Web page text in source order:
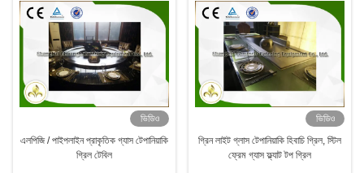
ভিডিও
এলপিজি / পাইপলাইন প্রাকৃতিক গ্যাস টেপানিয়াকি
গ্রিল টেবিল
ভিডিও
গ্রিন লাইট গ্লাস টেপানিয়াকি হিবাচি গ্রিল, স্টিল
ফ্রেম গ্যাস ফ্ল্যাট টপ গ্রিল